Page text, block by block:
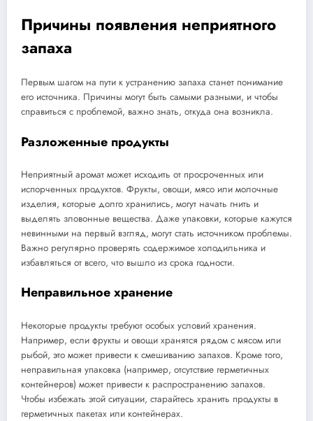
Причины появления неприятного
запаха
Первым шагом на пути к устранению запаха станет понимание
его источника. Причины могут быть самыми разными, и чтобы
справиться с проблемой, важно знать, откуда она возникла.
Разложенные продукты
Неприятный аромат может исходить от просроченных или
испорченных продуктов. Фрукты, овощи, мясо или молочные
изделия, которые долго хранились, могут начать гнить и
выделять зловонные вещества. Даже упаковки, которые кажутся
невинными на первый взгляд, могут стать источником проблемы.
Важно регулярно проверять содержимое холодильника и
избавляться от всего, что вышло из срока годности.
Неправильное хранение
Некоторые продукты требуют особых условий хранения.
Например, если фрукты и овощи хранятся рядом с мясом или
рыбой, это может привести к смешиванию запахов. Кроме того,
неправильная упаковка (например, отсутствие герметичных
контейнеров) может привести к распространению запахов.
Чтобы избежать этой ситуации, старайтесь хранить продукты в
герметичных пакетах или контейнерах.